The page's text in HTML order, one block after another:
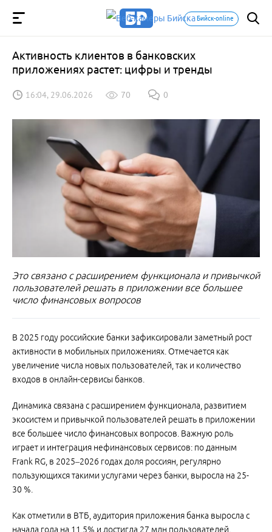
Бийск-online
Активность клиентов в банковских
приложениях растет: цифры и тренды
16:04, 29.06.2026 70 0
Это связано с расширением функционала и привычкой
пользователей решать в приложении все большее
число финансовых вопросов
В 2025 году российские банки зафиксировали заметный рост
активности в мобильных приложениях. Отмечается как
увеличение числа новых пользователей, так и количество
входов в онлайн-сервисы банков.
Динамика связана с расширением функционала, развитием
экосистем и привычкой пользователей решать в приложении
все большее число финансовых вопросов. Важную роль
играет и интеграция нефинансовых сервисов: по данным
Frank RG, в 2025–2026 годах доля россиян, регулярно
пользующихся такими услугами через банки, выросла на 25-
30 %.
Как отметили в ВТБ, аудитория приложения банка выросла с
начала года на 11,5% и достигла 27 млн пользователей.